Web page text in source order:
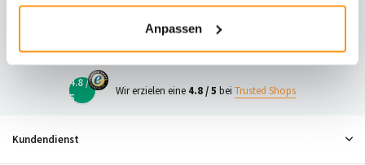
Anpassen
23
4.8 /
5
Wir erzielen eine 4.8 / 5 bei Trusted Shops
Kundendienst